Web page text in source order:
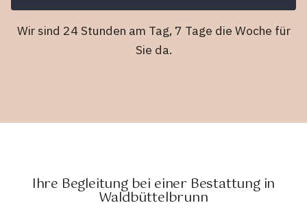
Wir sind 24 Stunden am Tag, 7 Tage die Woche für
Sie da.
Ihre Begleitung bei einer Bestattung in
Waldbüttelbrunn